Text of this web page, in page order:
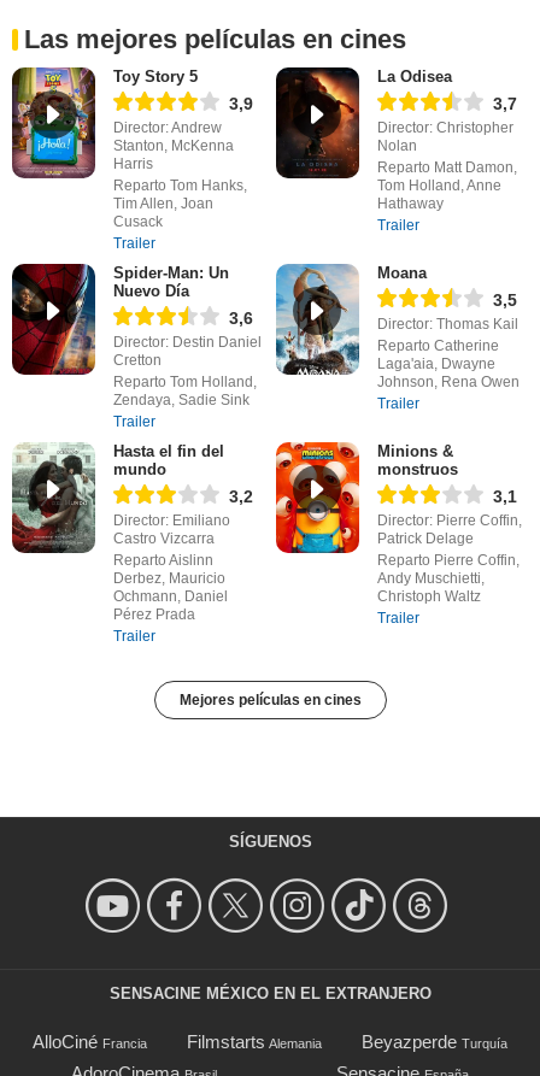
Las mejores películas en cines
Toy Story 5
3,9
Director: Andrew
Stanton, McKenna
Harris
Reparto Tom Hanks,
Tim Allen, Joan
Cusack
Trailer
La Odisea
3,7
Director: Christopher
Nolan
Reparto Matt Damon,
Tom Holland, Anne
Hathaway
Trailer
Spider-Man: Un
Nuevo Día
3,6
Director: Destin Daniel
Cretton
Reparto Tom Holland,
Zendaya, Sadie Sink
Trailer
Moana
3,5
Director: Thomas Kail
Reparto Catherine
Laga'aia, Dwayne
Johnson, Rena Owen
Trailer
Hasta el fin del
mundo
3,2
Director: Emiliano
Castro Vizcarra
Reparto Aislinn
Derbez, Mauricio
Ochmann, Daniel
Pérez Prada
Trailer
Minions &
monstruos
3,1
Director: Pierre Coffin,
Patrick Delage
Reparto Pierre Coffin,
Andy Muschietti,
Christoph Waltz
Trailer
Mejores películas en cines
SÍGUENOS
SENSACINE MÉXICO EN EL EXTRANJERO
AlloCiné Francia Filmstarts Alemania Beyazperde Turquía